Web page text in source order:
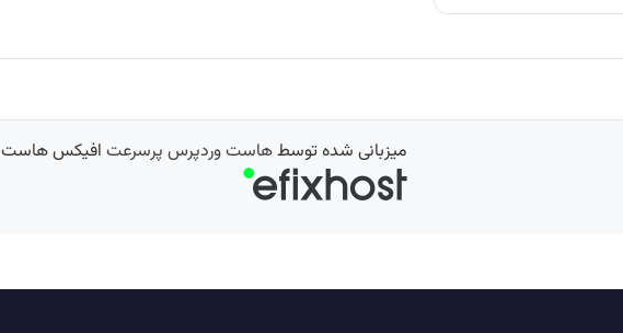
میزبانی شده توسطهاست وردپرس پرسرعت افیکس هاست